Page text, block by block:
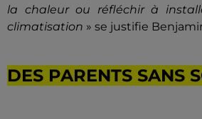
la chaleur ou réfléchir à
climatisation » se justifie
DES PARENTS SANS